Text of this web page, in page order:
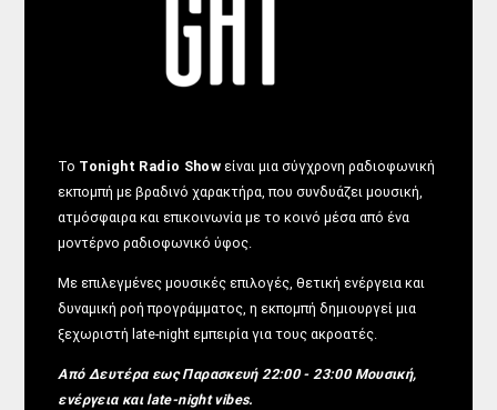
Το Tonight Radio Show είναι μια σύγχρονη ραδιοφωνική
εκπομπή με βραδινό χαρακτήρα, που συνδυάζει μουσική,
ατμόσφαιρα και επικοινωνία με το κοινό μέσα από ένα
μοντέρνο ραδιοφωνικό ύφος.
Με επιλεγμένες μουσικές επιλογές, θετική ενέργεια και
δυναμική ροή προγράμματος, η εκπομπή δημιουργεί μια
ξεχωριστή late-night εμπειρία για τους ακροατές.
Από Δευτέρα εως Παρασκευή 22:00 - 23:00 Μουσική,
ενέργεια και late-night vibes.